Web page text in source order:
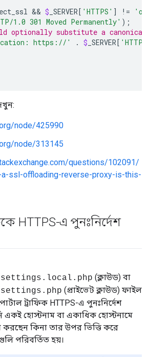
&& $ _SERVER [ 'HTTPS' ] ! =
1.0 301 Moved Permanently' );
optionally substitute a canonical
https:// ' . $ _SERVER [
node/425990
node/313145
questions/102091/
a-ssl-offloading-reverse-proxy-is-this-
HTTPS-এ পুনঃনির্দেশ
(ক্লাউড) বা
(প্রাইভেট ক্লাউড) ফাইল
ট্রাফিক HTTPS-এ পুনঃনির্দেশ
হোস্টনাম বা একাধিক হোস্টনামে
করছেন কিনা তার উপর ভিত্তি করে
পরিবর্তিত হয়।